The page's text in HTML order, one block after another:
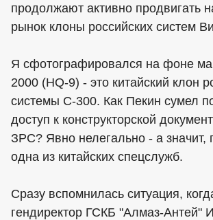
продолжают активно продвигать
рынок клоны российских систем
Я сфотографировался на фоне
2000 (HQ-9) - это китайский клон
системы С-300. Как Пекин сумел
доступ к конструкторской
ЗРС? Явно нелегально - а значит,
одна из китайских спецслужб.
Сразу вспомнилась ситуация,
гендиректор ГСКБ "Алмаз-Антей"